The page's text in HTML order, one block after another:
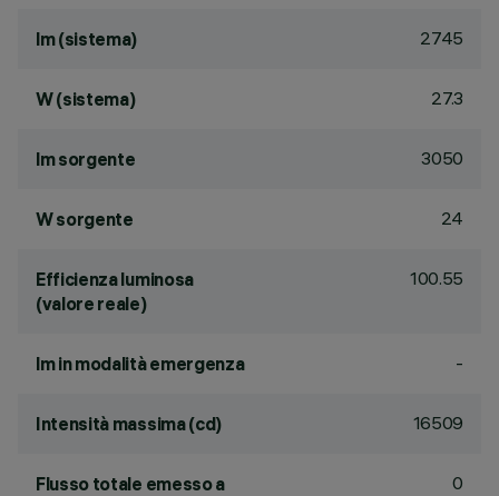
lm (sistema) 2745
W (sistema) 27.3
lm sorgente 3050
W sorgente 24
Efficienza luminosa
(valore reale)
100.55
lm in modalità emergenza -
Intensità massima (cd) 16509
Flusso totale emesso a
0